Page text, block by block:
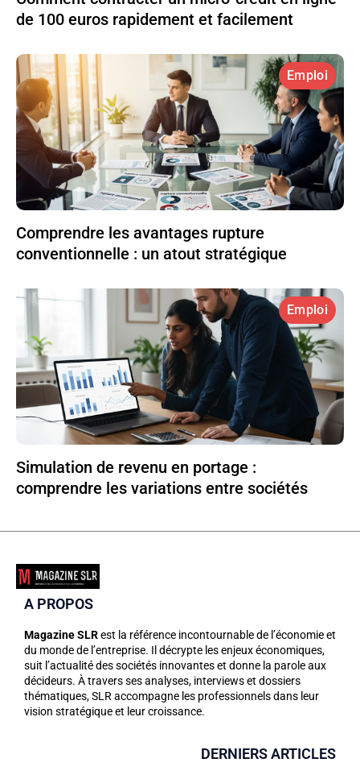
de 100 euros rapidement et facilement
Emploi
Comprendre les avantages rupture
conventionnelle : un atout stratégique
Emploi
Simulation de revenu en portage :
comprendre les variations entre sociétés
A PROPOS
Magazine SLRest la référence incontournable de l’économie et
du monde de l’entreprise. Il décrypte les enjeux économiques,
suit l’actualité des sociétés innovantes et donne la parole aux
décideurs. À travers ses analyses, interviews et dossiers
thématiques, SLR accompagne les professionnels dans leur
vision stratégique et leur croissance.
DERNIERS ARTICLES